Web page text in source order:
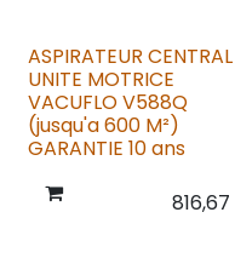
ASPIRATEUR CENTRAL
UNITE MOTRICE
VACUFLO V588Q
(jusqu'a 600 M²)
GARANTIE 10 ans
816,67